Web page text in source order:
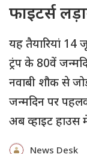
फाइटर्स
यह तैयारियां 14
ट्रंप के 80वें
नवाबी शौक से
जन्मदिन पर
अब व्हाइट हाउस
News Desk